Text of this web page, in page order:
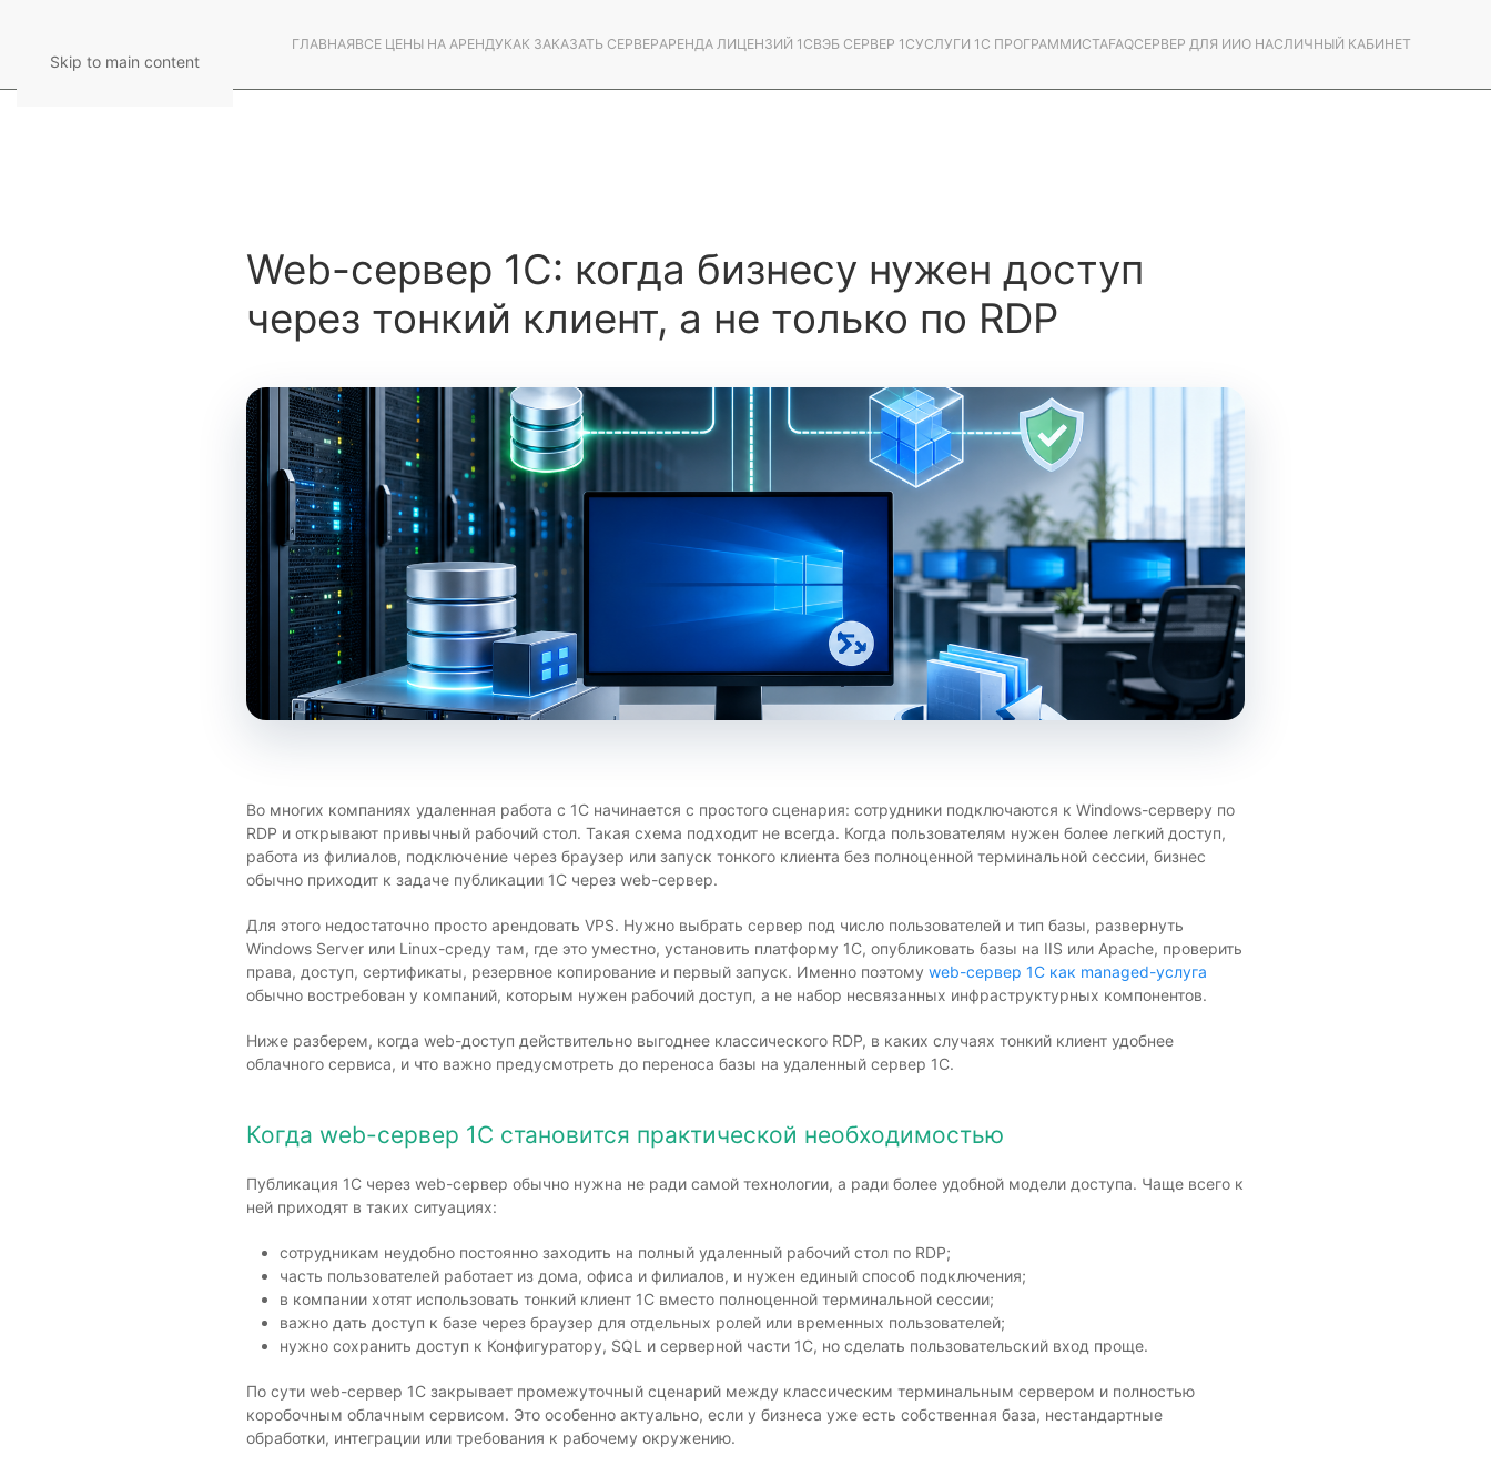
Skip to main content
ГЛАВНАЯВСЕ ЦЕНЫ НА АРЕНДУКАК ЗАКАЗАТЬ СЕРВЕРАРЕНДА ЛИЦЕНЗИЙ 1СВЭБ СЕРВЕР 1СУСЛУГИ 1С ПРОГРАММИСТАFAQСЕРВЕР ДЛЯ ИИО НАСЛИЧНЫЙ КАБИНЕТ
Web-сервер 1С: когда бизнесу нужен доступ
через тонкий клиент, а не только по RDP
Во многих компаниях удаленная работа с 1С начинается с простого сценария: сотрудники подключаются к Windows-серверу по
RDP и открывают привычный рабочий стол. Такая схема подходит не всегда. Когда пользователям нужен более легкий доступ,
работа из филиалов, подключение через браузер или запуск тонкого клиента без полноценной терминальной сессии, бизнес
обычно приходит к задаче публикации 1С через web-сервер.
Для этого недостаточно просто арендовать VPS. Нужно выбрать сервер под число пользователей и тип базы, развернуть
Windows Server или Linux-среду там, где это уместно, установить платформу 1С, опубликовать базы на IIS или Apache, проверить
права, доступ, сертификаты, резервное копирование и первый запуск. Именно поэтому web-сервер 1С как managed-услуга
обычно востребован у компаний, которым нужен рабочий доступ, а не набор несвязанных инфраструктурных компонентов.
Ниже разберем, когда web-доступ действительно выгоднее классического RDP, в каких случаях тонкий клиент удобнее
облачного сервиса, и что важно предусмотреть до переноса базы на удаленный сервер 1С.
Когда web-сервер 1С становится практической необходимостью
Публикация 1С через web-сервер обычно нужна не ради самой технологии, а ради более удобной модели доступа. Чаще всего к
ней приходят в таких ситуациях:
сотрудникам неудобно постоянно заходить на полный удаленный рабочий стол по RDP;
часть пользователей работает из дома, офиса и филиалов, и нужен единый способ подключения;
в компании хотят использовать тонкий клиент 1С вместо полноценной терминальной сессии;
важно дать доступ к базе через браузер для отдельных ролей или временных пользователей;
нужно сохранить доступ к Конфигуратору, SQL и серверной части 1С, но сделать пользовательский вход проще.
По сути web-сервер 1С закрывает промежуточный сценарий между классическим терминальным сервером и полностью
коробочным облачным сервисом. Это особенно актуально, если у бизнеса уже есть собственная база, нестандартные
обработки, интеграции или требования к рабочему окружению.